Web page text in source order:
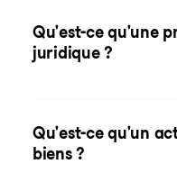
Qu'est-ce qu'une
juridique ?
Qu'est-ce qu'un
biens ?